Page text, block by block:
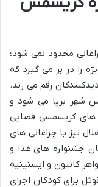
محدود نمی شود؛
را در بر می گیرد که
رقم می زند.
شهر برپا می شود و
های کریسمسی فضایی
نیز با چراغانی های
جشنواره های غذا و
کانیون و ایستینیه
برای کودکان اجرای